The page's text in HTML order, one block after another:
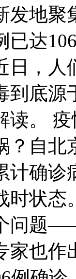
发地聚
已达
日，人
底源
读。
？自
计确诊
时状
问题
家也